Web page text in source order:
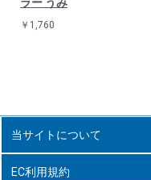
￥1,760
当サイトについて
EC利用規約